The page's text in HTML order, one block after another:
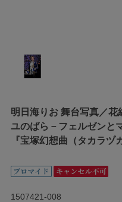
明日海りお 舞台写真／花
ユのばら－フェルゼンと
『宝塚幻想曲（タカラヅ
1507421-008